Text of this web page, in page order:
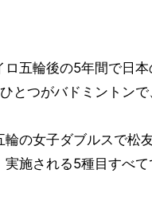
五輪後の5年間で日
とつがバドミントンで
輪の女子ダブルスで松
施される5種目すべ